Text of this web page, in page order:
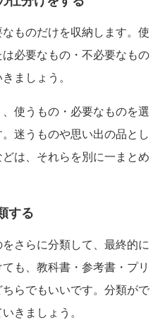
ものだけを収納します。使
必要なもの・不必要なもの
ましょう。
使うもの・必要なものを選
迷うものや思い出の品とし
は、それらを別に一まとめ
する
さらに分類して、最終的に
も、教科書・参考書・プリ
らでもいいです。分類がで
きましょう。